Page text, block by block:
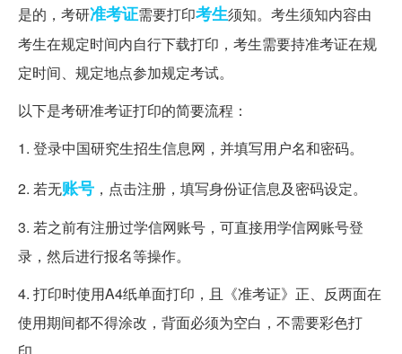
是的，考研准考证需要打印考生须知。考生须知内容由
考生在规定时间内自行下载打印，考生需要持准考证在规
定时间、规定地点参加规定考试。
以下是考研准考证打印的简要流程：
1. 登录中国研究生招生信息网，并填写用户名和密码。
2. 若无账号 ，点击注册，填写身份证信息及密码设定。
3. 若之前有注册过学信网账号，可直接用学信网账号登
录，然后进行报名等操作。
4. 打印时使用A4纸单面打印，且《准考证》正、反两面在
使用期间都不得涂改，背面必须为空白，不需要彩色打